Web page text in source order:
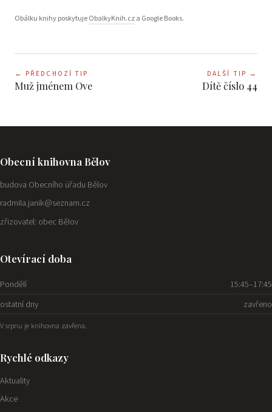
Obálku knihy poskytujeObalkyKnih.cza Google Books.
← PŘEDCHOZÍ TIP
Muž jménem Ove
DALŠÍ TIP →
Dítě číslo 44
Obecní knihovna Bělov
budova Obecního úřadu Bělov
radmila.janik@seznam.cz
zřizovatel: obec Bělov
Otevírací doba
Pondělí
15:45–17:45
ostatní dny
zavřeno
V srpnu je knihovna zavřena.
Rychlé odkazy
Aktuality
Akce